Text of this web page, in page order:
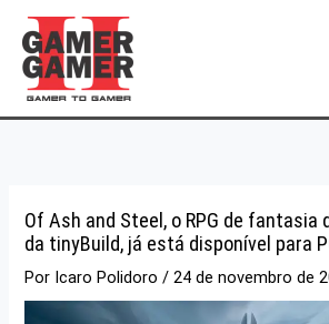
para
conteúdo
Of Ash and Steel, o RPG de fantasia
da tinyBuild, já está disponível para
Por Icaro Polidoro/24 de novembro de